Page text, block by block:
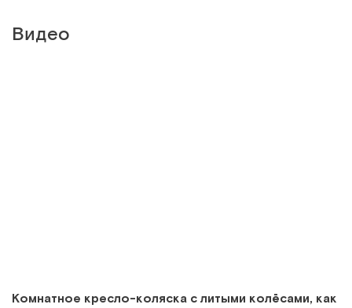
Видео
Комнатное кресло-коляска с литыми колёсами, как